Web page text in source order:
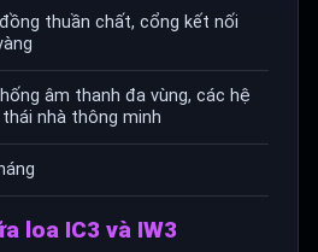
đồng thuần chất, cổng kết nối
âm thanh đa vùng, các hệ
nhà thông minh
loa IC3 và IW3